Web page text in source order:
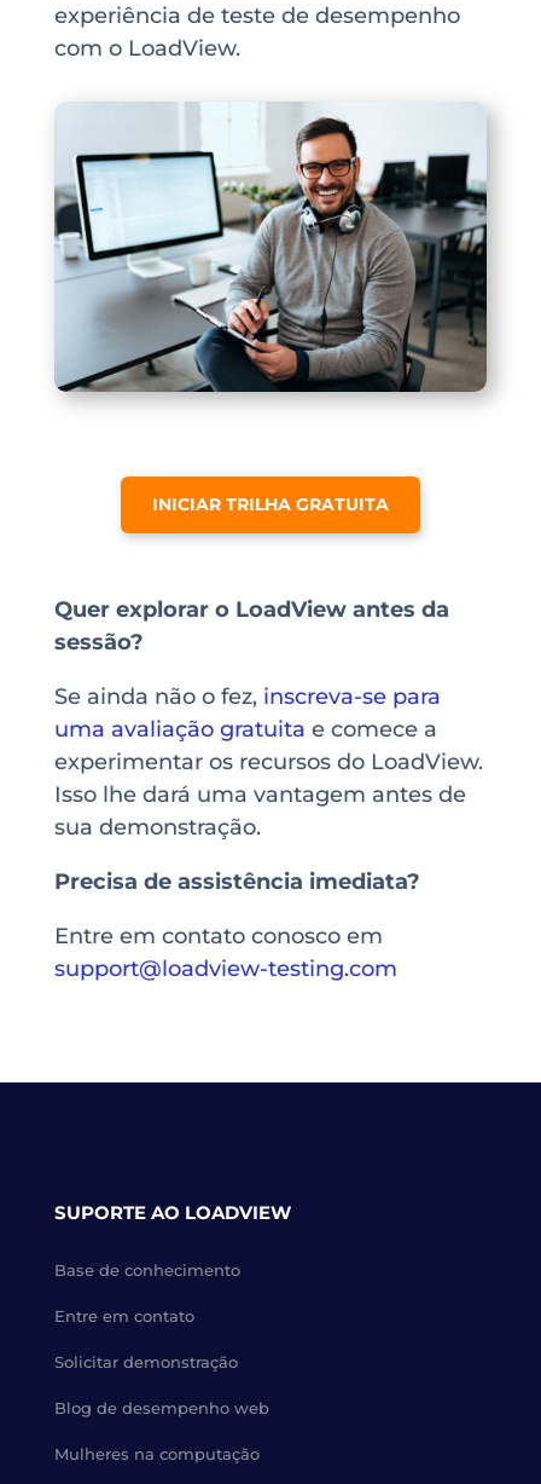
experiência de teste de desempenho
com o LoadView.
INICIAR TRILHA GRATUITA
Quer explorar o LoadView antes da
sessão?
Se ainda não o fez, inscreva-se para
uma avaliação gratuita e comece a
experimentar os recursos do LoadView.
Isso lhe dará uma vantagem antes de
sua demonstração.
Precisa de assistência imediata?
Entre em contato conosco em
support@loadview-testing.com
SUPORTE AO LOADVIEW
Base de conhecimento
Entre em contato
Solicitar demonstração
Blog de desempenho web
Mulheres na computação